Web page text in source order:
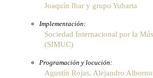
Joaquín Ibar y grupo Yubarta
Implementación:
Sociedad Internacional por la
(SIMUC)
Programación y locución:
Agustín Rojas, Alejandro